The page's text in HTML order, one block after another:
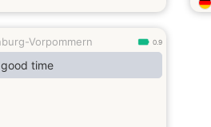
Vorpommern 0.9
time